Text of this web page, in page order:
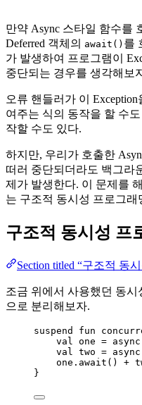
만약 Async 스타일 함수를
Deferred 객체의 await() 를
가 발생하여 프로그램이
중단되는 경우를 생각해보
오류 핸들러가 이
여주는 식의 동작을 할 수
작할 수도 있다.
하지만, 우리가 호출한
떠러 중단되더라도 백그라
제가 발생한다. 이 문제를
는 구조적 동시성 프로그래
구조적 동시성 프
Section titled “구조적 동
조금 위에서 사용했던 동시
으로 분리해보자.
suspend fun
val one = async
val two = async
one. await () +
}